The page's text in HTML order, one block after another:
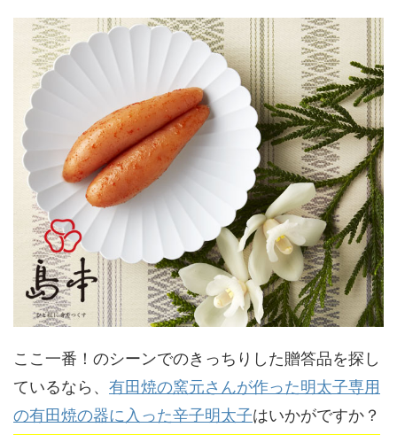
ここ一番！のシーンでのきっちりした贈答品を探し
ているなら、 有田焼の窯元さんが作った明太子専用
の有田焼の器に入った辛子明太子はいかがですか？